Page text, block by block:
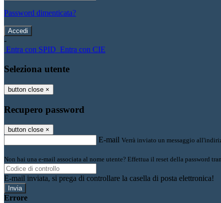
Password dimenticata?
-
Entra con SPID Entra con CIE
Seleziona utente
button close ×
Recupero password
button close ×
E-mail Verrà inviato un messaggio
Non hai una e-mail associata al nome utente? Effettua il reset della password
E-mail inviata, si prega di controllare la casella di posta elettronica!
Errore